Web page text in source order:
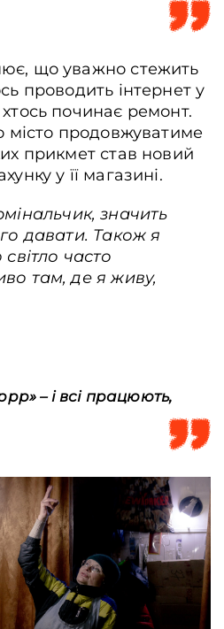
що уважно стежить
проводить інтернет у
починає ремонт.
місто продовжуватиме
прикмет став новий
у її магазині.
значить
давати. Також я
часто
там, де я живу,
– і всі працюють,